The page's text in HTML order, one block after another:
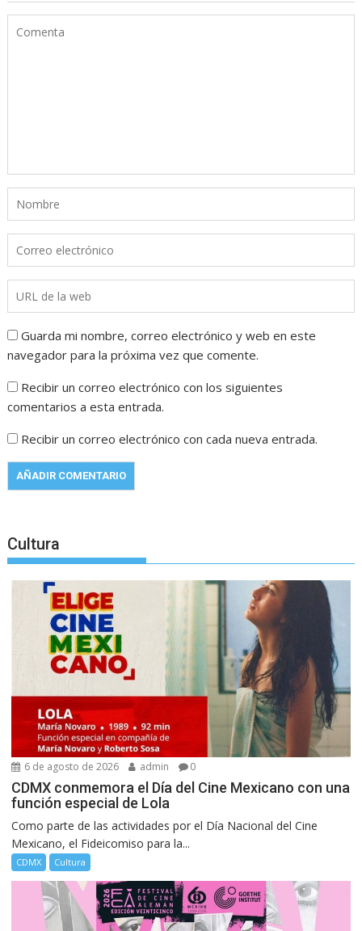
Guarda mi nombre, correo electrónico y web en este
navegador para la próxima vez que comente.
Recibir un correo electrónico con los siguientes
comentarios a esta entrada.
Recibir un correo electrónico con cada nueva entrada.
Cultura
6 de agosto de 2026 admin 0
CDMX conmemora el Día del Cine Mexicano con una
función especial de Lola
Como parte de las actividades por el Día Nacional del Cine
Mexicano, el Fideicomiso para la...
CDMX Cultura